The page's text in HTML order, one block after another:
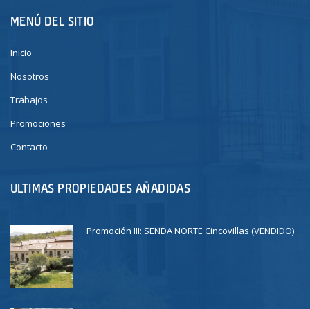
MENÚ DEL SITIO
Inicio
Nosotros
Trabajos
Promociones
Contacto
ULTIMAS PROPIEDADES AÑADIDAS
Promoción III: SENDA NORTE Cincovillas (VENDIDO)